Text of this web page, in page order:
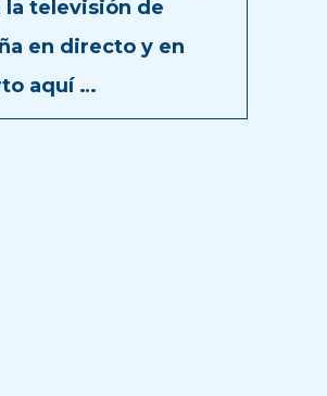
la televisión de
en directo y en
aquí …